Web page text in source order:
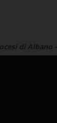
di Albano